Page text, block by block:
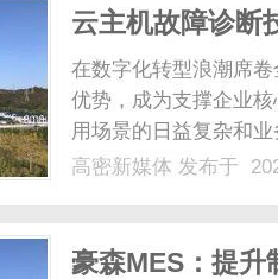
云主机故障诊断
（eBPF/Perf）
在数字化转型浪潮席
优势，成为支撑企业
用场景的日益复杂和
次云主机故障，轻则
高密新媒体 发布于
豪森MES：提升